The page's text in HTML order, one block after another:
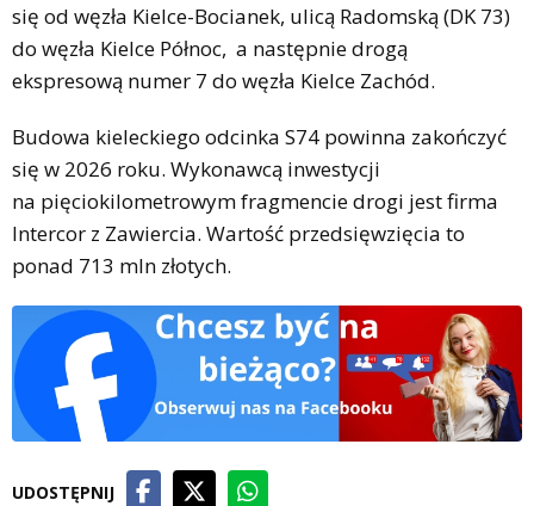
się od węzła Kielce-Bocianek, ulicą Radomską (DK 73)
do węzła Kielce Północ, a następnie drogą
ekspresową numer 7 do węzła Kielce Zachód.
Budowa kieleckiego odcinka S74 powinna zakończyć
się w 2026 roku. Wykonawcą inwestycji
na pięciokilometrowym fragmencie drogi jest firma
Intercor z Zawiercia. Wartość przedsięwzięcia to
ponad 713 mln złotych.
UDOSTĘPNIJ